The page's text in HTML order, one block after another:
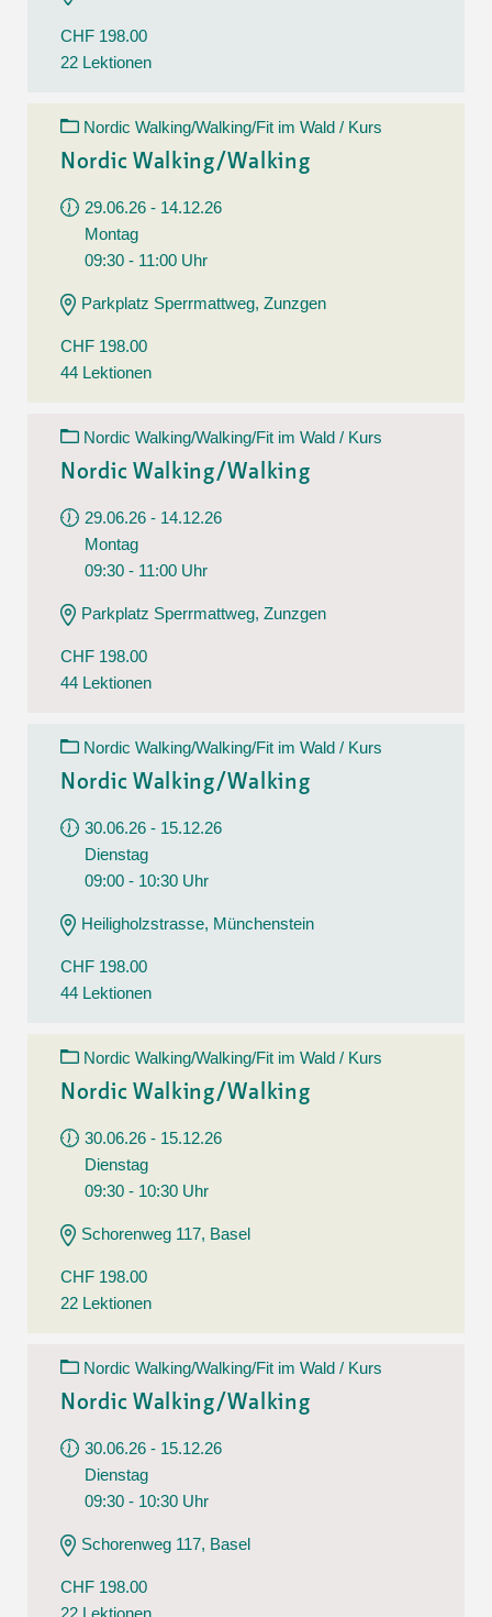
CHF 198.00
22 Lektionen
Nordic Walking/Walking/Fit im Wald / Kurs
Nordic Walking/Walking
29.06.26 - 14.12.26
Montag
09:30 - 11:00 Uhr
Parkplatz Sperrmattweg, Zunzgen
CHF 198.00
44 Lektionen
Nordic Walking/Walking/Fit im Wald / Kurs
Nordic Walking/Walking
29.06.26 - 14.12.26
Montag
09:30 - 11:00 Uhr
Parkplatz Sperrmattweg, Zunzgen
CHF 198.00
44 Lektionen
Nordic Walking/Walking/Fit im Wald / Kurs
Nordic Walking/Walking
30.06.26 - 15.12.26
Dienstag
09:00 - 10:30 Uhr
Heiligholzstrasse, Münchenstein
CHF 198.00
44 Lektionen
Nordic Walking/Walking/Fit im Wald / Kurs
Nordic Walking/Walking
30.06.26 - 15.12.26
Dienstag
09:30 - 10:30 Uhr
Schorenweg 117, Basel
CHF 198.00
22 Lektionen
Nordic Walking/Walking/Fit im Wald / Kurs
Nordic Walking/Walking
30.06.26 - 15.12.26
Dienstag
09:30 - 10:30 Uhr
Schorenweg 117, Basel
CHF 198.00
22 Lektionen